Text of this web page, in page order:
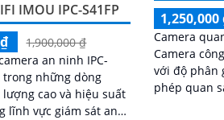
IMOU IPC-S41FP
1,900,000 ₫
an ninh IPC-
trong những dòng
lượng cao và hiệu suất
lĩnh vực giám sát an
1,250,000
Camera
Camera
với độ phân
phép quan